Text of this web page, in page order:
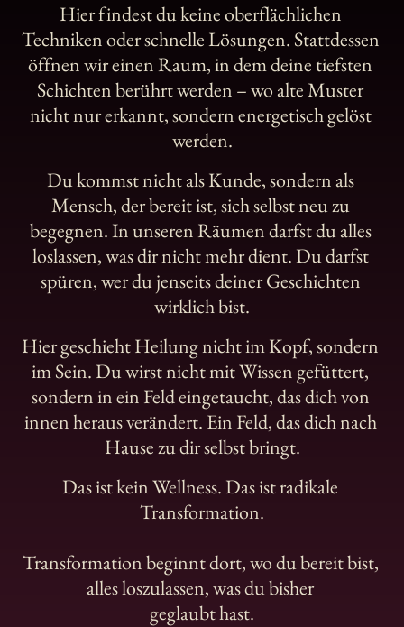
Hier findest du keine
Techniken oder schnelle Lösungen.
öffnen wir einen Raum, in dem deine
Schichten berührt werden – wo alte
Muster
nicht nur erkannt, sondern energetisch
gelöst
werden.
Du kommst nicht als Kunde, sondern
als
Mensch, der bereit ist, sich selbst neu
zu
begegnen. In unseren Räumen darfst du
alles
loslassen, was dir nicht mehr dient. Du
darfst
spüren, wer du jenseits deiner
wirklich bist.
Hier geschieht Heilung nicht im Kopf,
im Sein. Du wirst nicht mit Wissen
sondern in ein Feld eingetaucht, das dich
innen heraus verändert. Ein Feld, das dich
nach
Hause zu dir selbst bringt.
Das ist kein Wellness. Das ist
Transformation.
Transformation beginnt dort, wo du bereit
alles loszulassen, was du bisher
geglaubt hast.